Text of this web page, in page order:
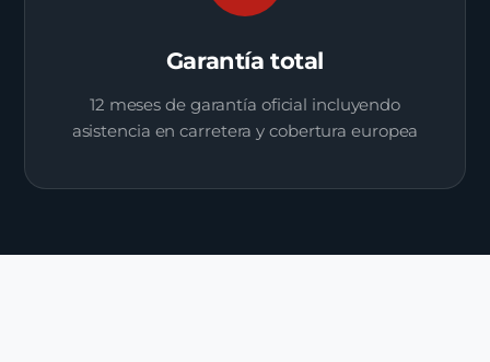
Garantía total
12 meses de garantía oficial incluyendo
asistencia en carretera y cobertura europea